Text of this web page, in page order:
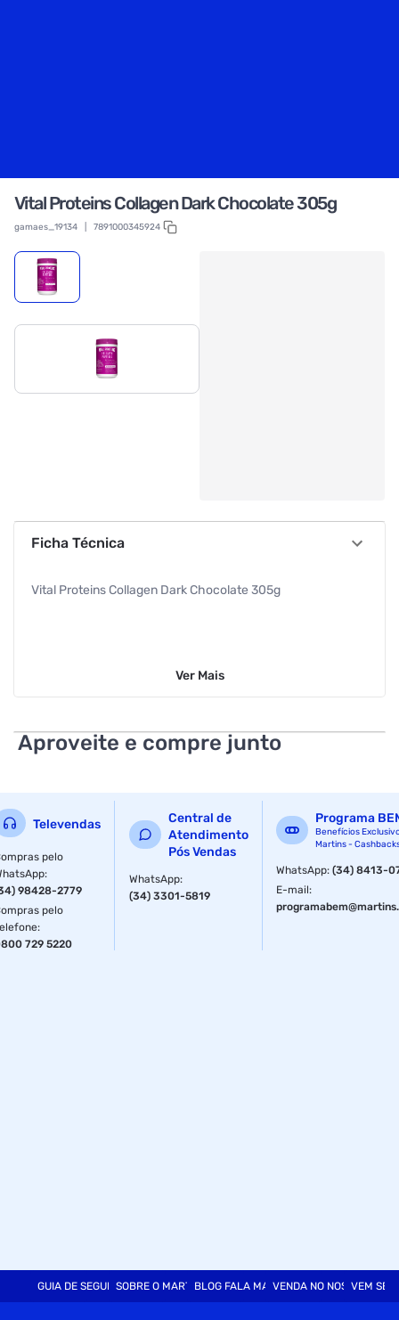
Vital Proteins Collagen Dark Chocolate 305g
gamaes_19134 7891000345924
Ficha Técnica
Vital Proteins Collagen Dark Chocolate 305g
Ver Mais
Aproveite e compre junto
Televendas
pelo
:
98428-2779
pelo
:
729 5220
Central de
Atendimento
Pós Vendas
WhatsApp:
(34) 3301-5819
Programa
Benefícios
Martins -
WhatsApp:(34) 8413-
E-mail:
GUIA DE SEGURANÇASOBRE O MARTINSBLOG FALA MARTVENDA NO NOSSO SITE
VEM SER